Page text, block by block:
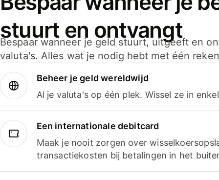
stuurt en ontvangt
Bespaar wanneer je geld stuurt, uitgeeft en
valuta's. Alles wat je nodig hebt met één
Beheer je geld wereldwijd
Al je valuta's op één plek. Wissel ze in
Een internationale debitcard
Maak je nooit zorgen over
transactiekosten bij betalingen in het